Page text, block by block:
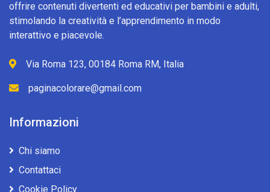
offrire contenuti divertenti ed educativi per bambini e adulti,
stimolando la creatività e l’apprendimento in modo
interattivo e piacevole.
Via Roma 123, 00184 Roma RM, Italia
paginacolorare@gmail.com
Informazioni
Chi siamo
Contattaci
Cookie Policy